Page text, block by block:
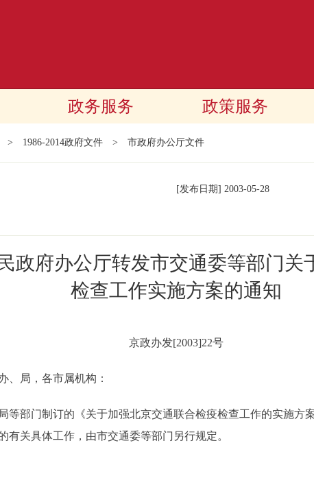
政务服务 政策服务
> 1986-2014政府文件 > 市政府办公厅文件
[发布日期] 2003-05-28
政府办公厅转发市交通委等部门
检查工作实施方案的通知
京政办发[2003]22号
、局，各市属机构：
部门制订的《关于加强北京交通联合检疫检查工作的实施方
有关具体工作，由市交通委等部门另行规定。